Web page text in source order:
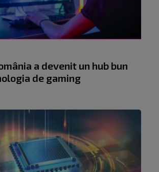
a devenit un hub bun
de gaming